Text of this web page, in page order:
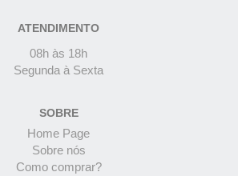
ATENDIMENTO
08h às 18h
Segunda à Sexta
SOBRE
Home Page
Sobre nós
Como comprar?